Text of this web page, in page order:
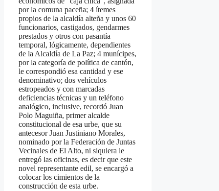
por la comuna paceña; 4 ítemes
propios de la alcaldía alteña y unos 60
funcionarios, castigados, gendarmes
prestados y otros con pasantía
temporal, lógicamente, dependientes
de la Alcaldía de La Paz; 4 munícipes,
por la categoría de política de cantón,
le correspondió esa cantidad y ese
denominativo; dos vehículos
estropeados y con marcadas
deficiencias técnicas y un teléfono
analógico, inclusive, recordó Juan
Polo Maguiña, primer alcalde
constitucional de esa urbe, que su
antecesor Juan Justiniano Morales,
nominado por la Federación de Juntas
Vecinales de El Alto, ni siquiera le
entregó las oficinas, es decir que este
novel representante edil, se encargó a
colocar los cimientos de la
construcción de esta urbe.